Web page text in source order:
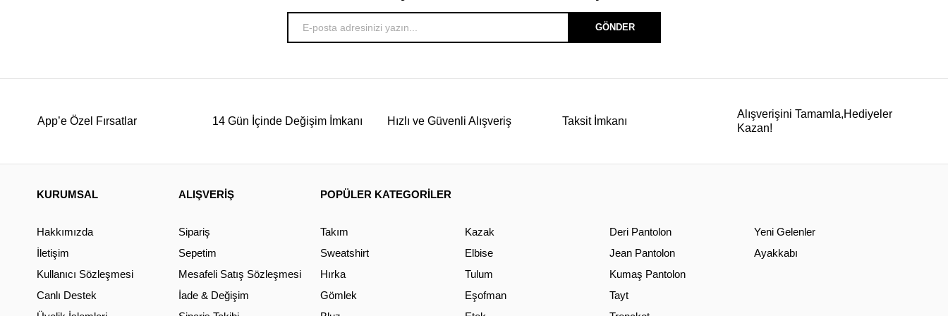
GÖNDER
App’e Özel Fırsatlar 14 Gün İçinde Değişim İmkanı Hızlı ve Güvenli Alışveriş Taksit İmkanı
Alışverişini Tamamla,Hediyeler
Kazan!
KURUMSAL
Hakkımızda
İletişim
Kullanıcı Sözleşmesi
Canlı Destek
ALIŞVERİŞ
Sipariş
Sepetim
Mesafeli Satış Sözleşmesi
İade & Değişim
POPÜLER KATEGORİLER
Takım
Sweatshirt
Hırka
Gömlek
Kazak
Elbise
Tulum
Eşofman
Deri Pantolon
Jean Pantolon
Kumaş Pantolon
Tayt
Yeni Gelenler
Ayakkabı